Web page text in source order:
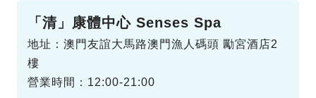
「清」康體中心 Senses Spa
地址：澳門友誼大馬路澳門漁人碼頭 勵宮酒店2
樓
營業時間：12:00-21:00